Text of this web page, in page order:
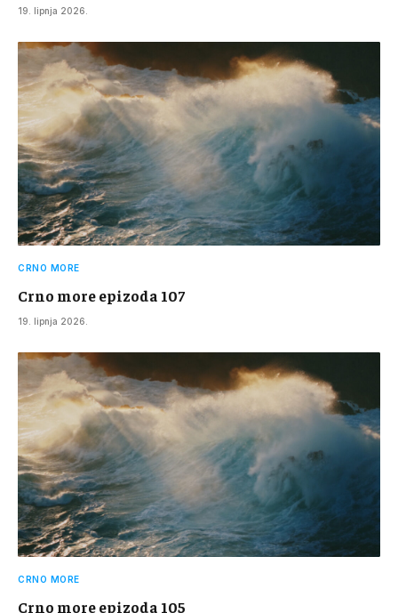
19. lipnja 2026.
CRNO MORE
Crno more epizoda 107
19. lipnja 2026.
CRNO MORE
Crno more epizoda 105